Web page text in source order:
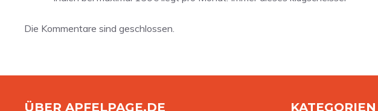
Die Kommentare sind geschlossen.
ÜBER APFELPAGE.DE KATEGORIEN